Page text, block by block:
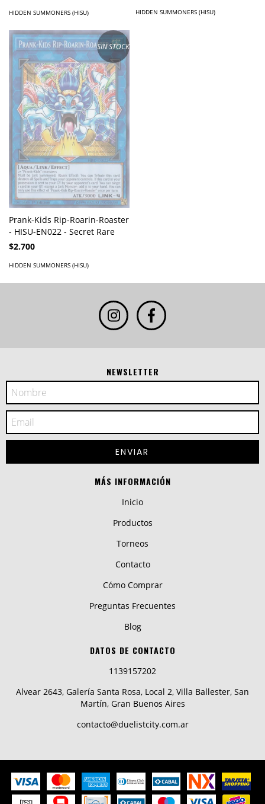
HIDDEN SUMMONERS (HISU) HIDDEN SUMMONERS (HISU)
SIN STOCK
Prank-Kids Rip-Roarin-Roaster
- HISU-EN022 - Secret Rare
$2.700
HIDDEN SUMMONERS (HISU)
NEWSLETTER
MÁS INFORMACIÓN
Inicio
Productos
Torneos
Contacto
Cómo Comprar
Preguntas Frecuentes
Blog
DATOS DE CONTACTO
1139157202
Alvear 2643, Galería Santa Rosa, Local 2, Villa Ballester, San
Martín, Gran Buenos Aires
contacto@duelistcity.com.ar